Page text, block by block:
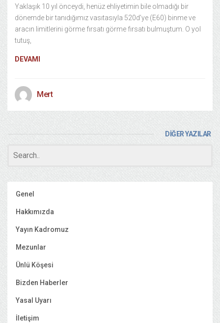
Yaklaşık 10 yıl önceydi, henüz ehliyetimin bile olmadığı bir
dönemde bir tanıdığımız vasıtasıyla 520d’ye (E60) binme ve
aracın limitlerini görme fırsatı görme fırsatı bulmuştum. O yol
tutuş,
DEVAMI
Mert
DİĞER YAZILAR
Genel
Hakkımızda
Yayın Kadromuz
Mezunlar
Ünlü Köşesi
Bizden Haberler
Yasal Uyarı
İletişim